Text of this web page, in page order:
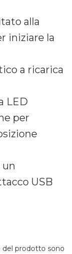
alla
iniziare la
a ricarica
LED
per
un
USB
del prodotto sono